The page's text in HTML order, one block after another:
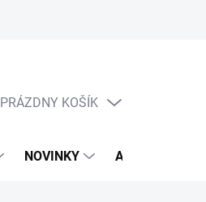
NÁKUPNÝ
PRÁZDNY KOŠÍK
NOVINKY AKCIA